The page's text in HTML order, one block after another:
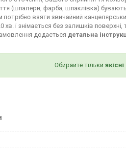
(шпалери, фарба, шпаклівка) бувають
потрібно взяти звичайний
хв. і знімається без залишків поверхні,
додається детальна
Обирайте тільки